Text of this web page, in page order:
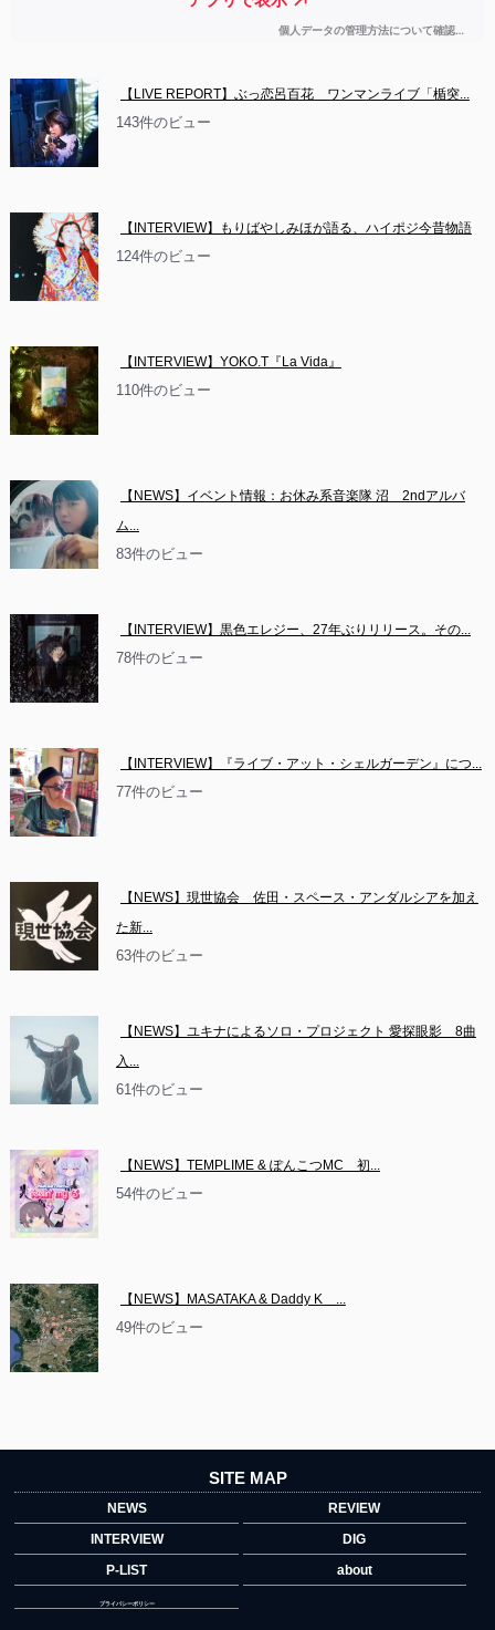
【LIVE REPORT】ぶっ恋呂百花　ワンマンライブ「楯突...
143件のビュー
【INTERVIEW】もりばやしみほが語る、ハイポジ今昔物語
124件のビュー
【INTERVIEW】YOKO.T『La Vida』
110件のビュー
【NEWS】イベント情報：お休み系音楽隊 沼　2ndアルバ
ム...
83件のビュー
【INTERVIEW】黒色エレジー、27年ぶりリリース。その...
78件のビュー
【INTERVIEW】『ライブ・アット・シェルガーデン』につ...
77件のビュー
【NEWS】現世協会　佐田・スペース・アンダルシアを加え
た新...
63件のビュー
【NEWS】ユキナによるソロ・プロジェクト 愛探眼影　8曲
入...
61件のビュー
【NEWS】TEMPLIME & ぽんこつMC　初...
54件のビュー
【NEWS】MASATAKA & Daddy K　...
49件のビュー
SITE MAP
NEWS
REVIEW
INTERVIEW
DIG
P-LIST
about
プライバシーポリシー